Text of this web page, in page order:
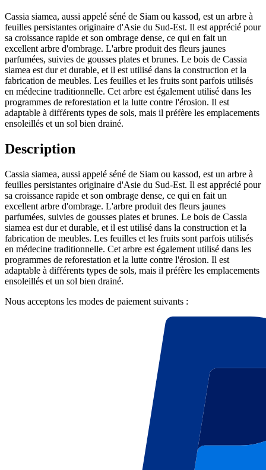
Cassia siamea, aussi appelé séné de Siam ou kassod, est un arbre à
feuilles persistantes originaire d'Asie du Sud-Est. Il est apprécié pour
sa croissance rapide et son ombrage dense, ce qui en fait un
excellent arbre d'ombrage. L'arbre produit des fleurs jaunes
parfumées, suivies de gousses plates et brunes. Le bois de Cassia
siamea est dur et durable, et il est utilisé dans la construction et la
fabrication de meubles. Les feuilles et les fruits sont parfois utilisés
en médecine traditionnelle. Cet arbre est également utilisé dans les
programmes de reforestation et la lutte contre l'érosion. Il est
adaptable à différents types de sols, mais il préfère les emplacements
ensoleillés et un sol bien drainé.
Description
Cassia siamea, aussi appelé séné de Siam ou kassod, est un arbre à
feuilles persistantes originaire d'Asie du Sud-Est. Il est apprécié pour
sa croissance rapide et son ombrage dense, ce qui en fait un
excellent arbre d'ombrage. L'arbre produit des fleurs jaunes
parfumées, suivies de gousses plates et brunes. Le bois de Cassia
siamea est dur et durable, et il est utilisé dans la construction et la
fabrication de meubles. Les feuilles et les fruits sont parfois utilisés
en médecine traditionnelle. Cet arbre est également utilisé dans les
programmes de reforestation et la lutte contre l'érosion. Il est
adaptable à différents types de sols, mais il préfère les emplacements
ensoleillés et un sol bien drainé.
Nous acceptons les modes de paiement suivants :